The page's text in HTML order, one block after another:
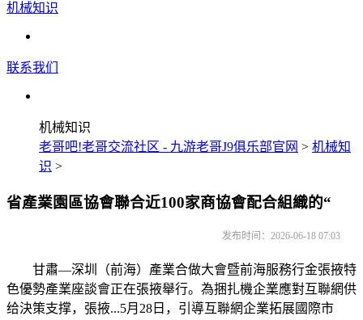
机械知识
联系我们
机械知识
老哥吧!老哥交流社区 - 九游老哥J9俱乐部官网 > 机械知
识 >
省產業園區協會聯合近100家商協會配合組織的“
发布时间：2026-06-18 07:03
甘肅—深圳（前海）產業合做大會暨前海服務行金張掖特
色優勢產業座談會正在張掖舉行。為捆扎機企業應對互聯網供
给決策支撑，張掖...5月28日，引導互聯網企業拓展國際市